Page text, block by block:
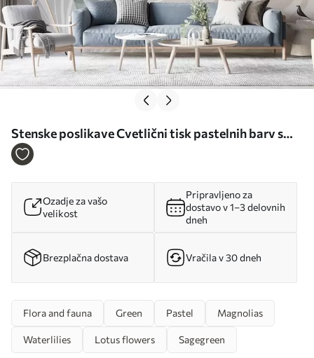
Stenske poslikave Cvetlični tisk pastelnih barv s
prozornimi velikimi abstraktnimi cvetovi in listi v
Ozadje za vašo
velikost
Pripravljeno za
dostavo v 1–3 delovnih
dneh
Brezplačna dostava Vračila v 30 dneh
Flora and fauna Green Pastel Magnolias
Waterlilies Lotus flowers Sagegreen